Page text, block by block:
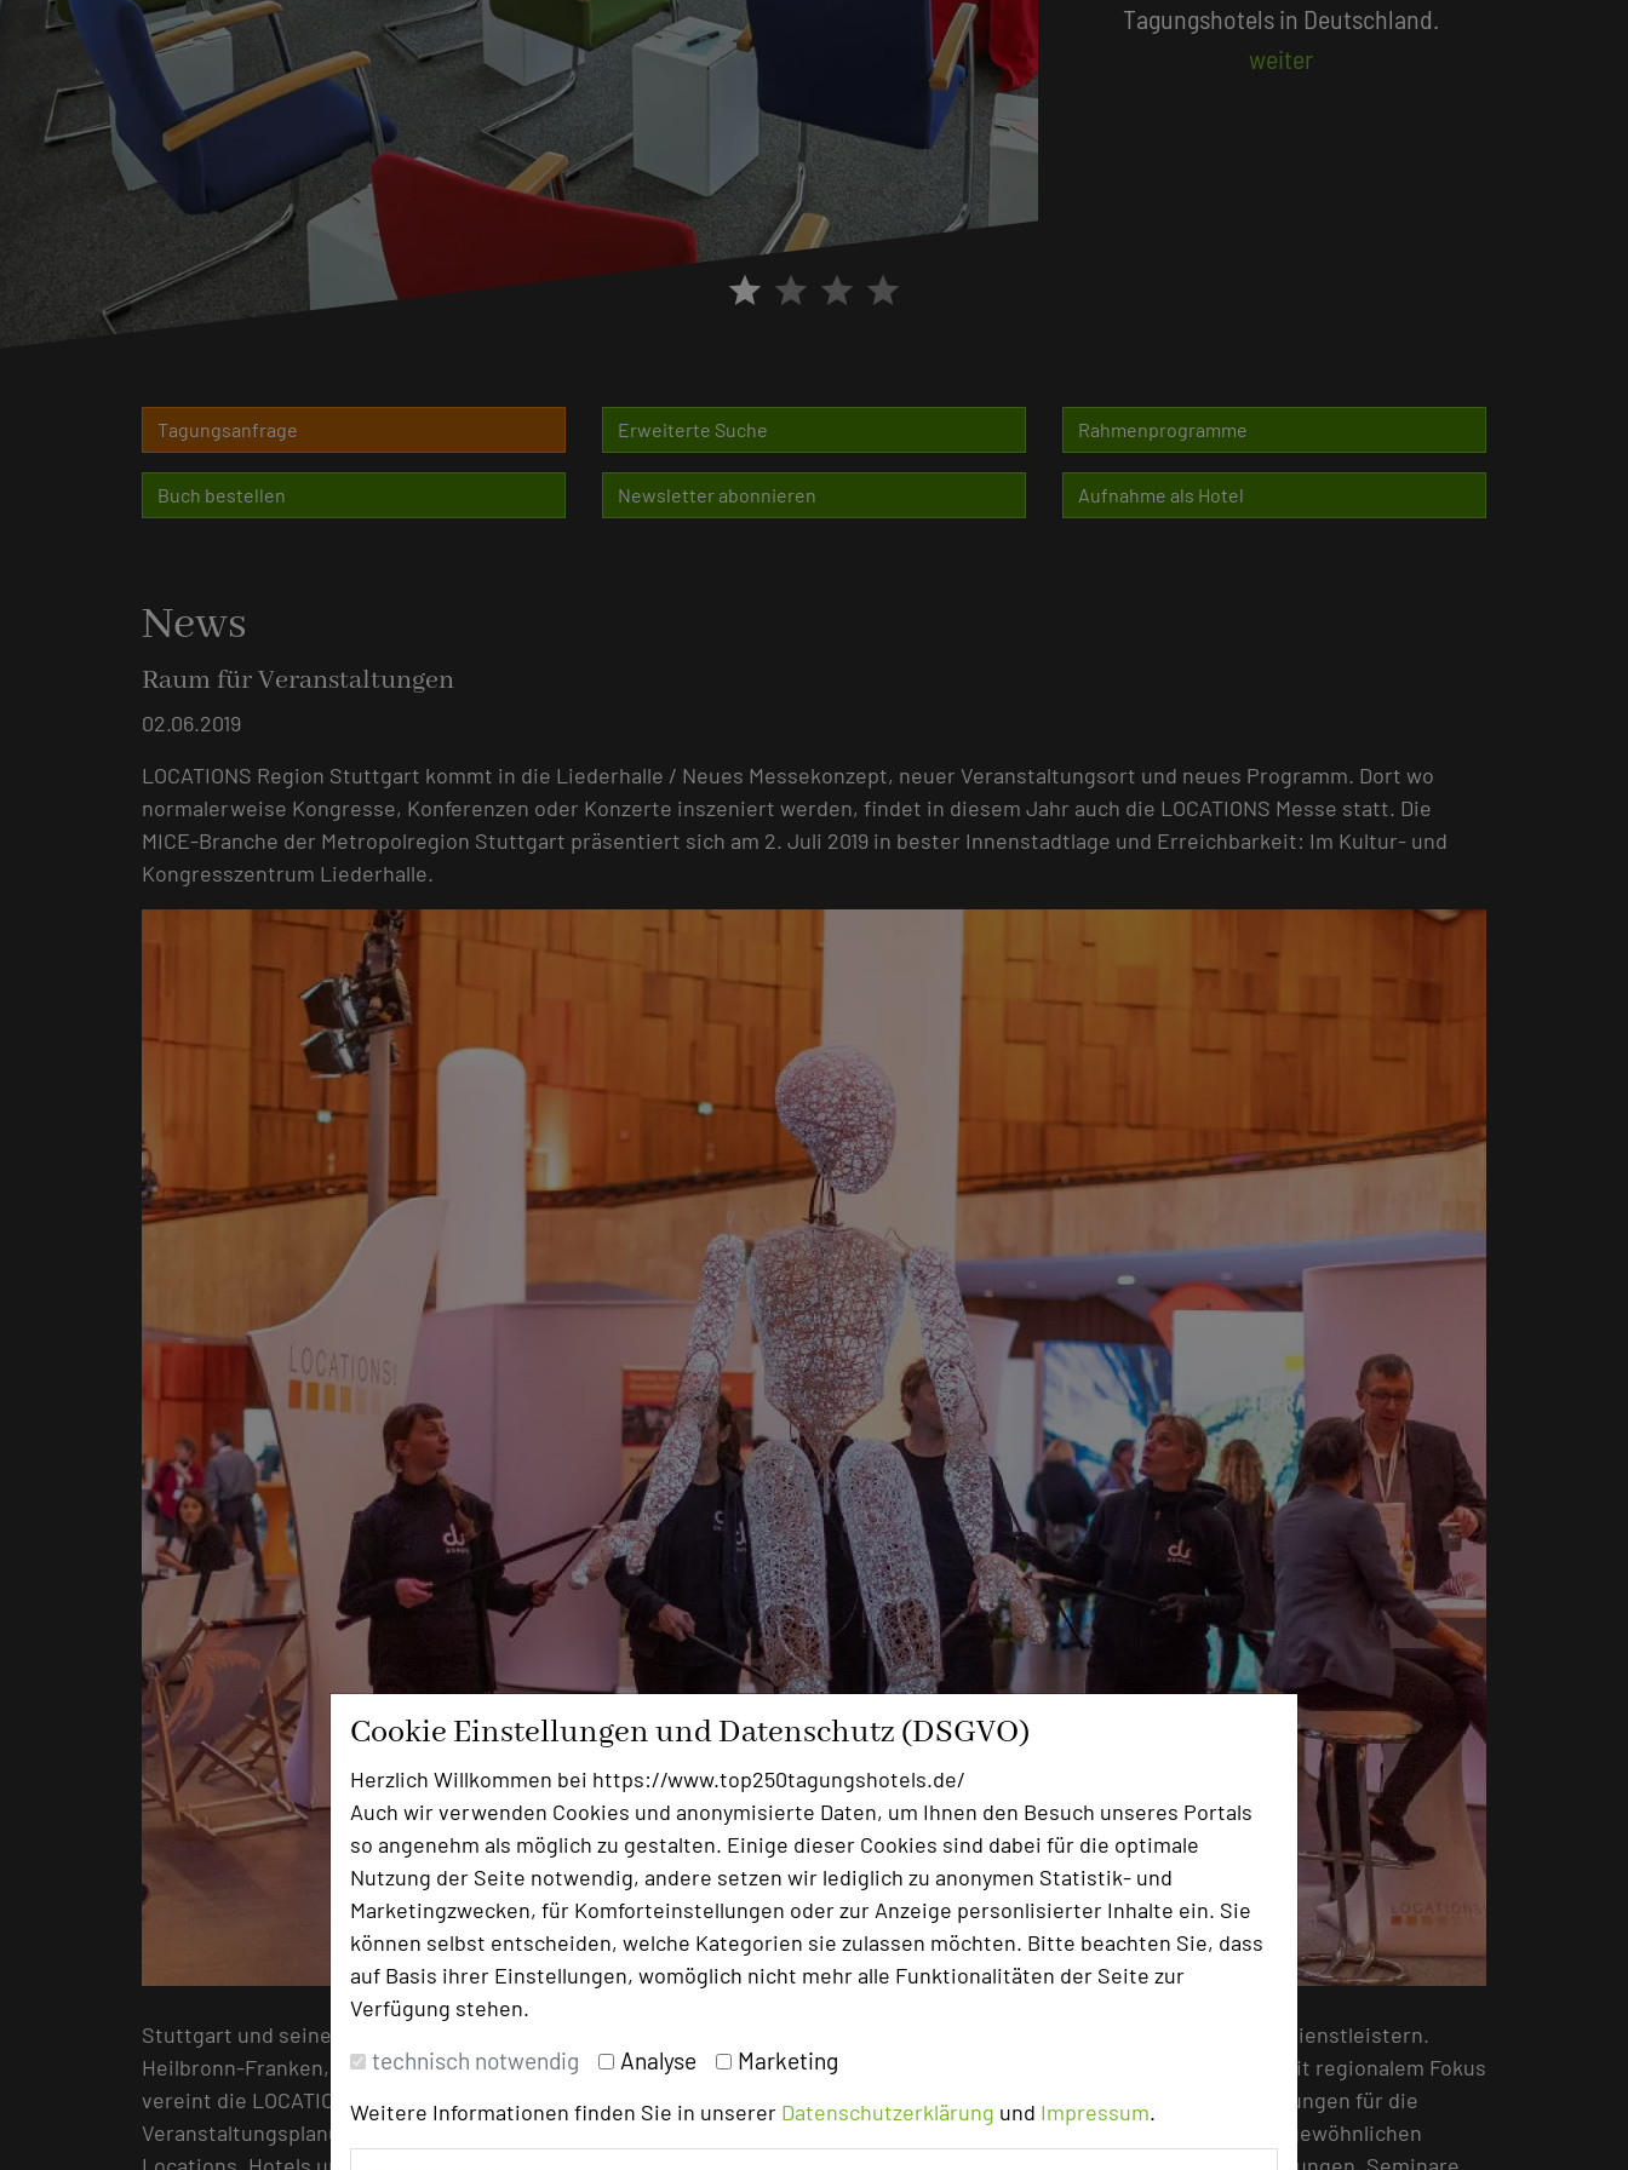
Cookie Einstellungen und Datenschutz (DSGVO)
Herzlich Willkommen bei https://www.top250tagungshotels.de/
Auch wir verwenden Cookies und anonymisierte Daten, um Ihnen den Besuch unseres Portals
so angenehm als möglich zu gestalten. Einige dieser Cookies sind dabei für die optimale
Nutzung der Seite notwendig, andere setzen wir lediglich zu anonymen Statistik- und
Marketingzwecken, für Komforteinstellungen oder zur Anzeige personlisierter Inhalte ein. Sie
können selbst entscheiden, welche Kategorien sie zulassen möchten. Bitte beachten Sie, dass
auf Basis ihrer Einstellungen, womöglich nicht mehr alle Funktionalitäten der Seite zur
Verfügung stehen.
technisch notwendig Analyse Marketing
Weitere Informationen finden Sie in unserer Datenschutzerklärung und Impressum.
star star star star
Beliebte Suchlisten
Tagungsanfrage Erweiterte Suche Rahmenprogramme
Buch bestellen Newsletter abonnieren Aufnahme als Hotel
News
Raum für Veranstaltungen
02.06.2019
LOCATIONS Region Stuttgart kommt in die Liederhalle / Neues Messekonzept, neuer Veranstaltungsort und neues Programm. Dort wo
normalerweise Kongresse, Konferenzen oder Konzerte inszeniert werden, findet in diesem Jahr auch die LOCATIONS Messe statt. Die
MICE-Branche der Metropolregion Stuttgart präsentiert sich am 2. Juli 2019 in bester Innenstadtlage und Erreichbarkeit: Im Kultur- und
Kongresszentrum Liederhalle.
Stuttgart und seine Region überzeugt mit vielfältigen Veranstaltungsmöglichkeiten und einer großen Anzahl an Event-Dienstleistern.
Heilbronn-Franken, Ostwürttemberg, Nordschwarzwald, Neckar-Alb und Stuttgart selbst: Als wichtiger Branchentreff mit regionalem Fokus
vereint die LOCATIONS Messe die wichtigsten Veranstaltungsstätten im Süden Deutschlands und gibt zahlreiche Anregungen für die
Veranstaltungsplanung. Planer aus Agenturen und Unternehmen kommen ins Gespräch mit Convention Bureaus, außergewöhnlichen